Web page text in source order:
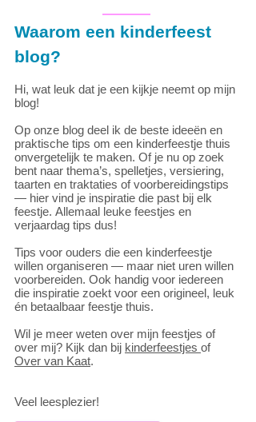
Waarom een kinderfeest
blog?
Hi, wat leuk dat je een kijkje neemt op mijn
blog!
Op onze blog deel ik de beste ideeën en
praktische tips om een kinderfeestje thuis
onvergetelijk te maken. Of je nu op zoek
bent naar thema’s, spelletjes, versiering,
taarten en traktaties of voorbereidingstips
— hier vind je inspiratie die past bij elk
feestje. Allemaal leuke feestjes en
verjaardag tips dus!
Tips voor ouders die een kinderfeestje
willen organiseren — maar niet uren willen
voorbereiden. Ook handig voor iedereen
die inspiratie zoekt voor een origineel, leuk
én betaalbaar feestje thuis.
Wil je meer weten over mijn feestjes of
over mij? Kijk dan bij kinderfeestjes of
Over van Kaat.
Veel leesplezier!